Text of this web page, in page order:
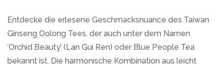
Entdecke die erlesene Geschmacksnuance des Taiwan
Ginseng Oolong Tees, der auch unter dem Namen
‘Orchid Beauty’ (Lan Gui Ren) oder Blue People Tea
bekannt ist. Die harmonische Kombination aus leicht